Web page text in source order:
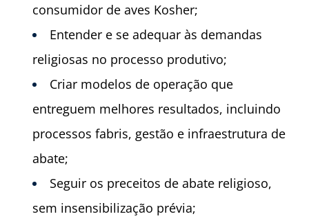
consumidor de aves Kosher;
Entender e se adequar às demandas
religiosas no processo produtivo;
Criar modelos de operação que
entreguem melhores resultados, incluindo
processos fabris, gestão e infraestrutura de
abate;
Seguir os preceitos de abate religioso,
sem insensibilização prévia;